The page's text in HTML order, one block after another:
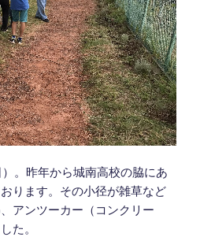
。昨年から城南高校の脇にあ
ります。その小径が雑草など
アンツーカー（コンクリー
た。